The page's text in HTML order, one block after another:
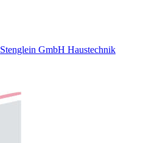
Stenglein GmbH Haustechnik